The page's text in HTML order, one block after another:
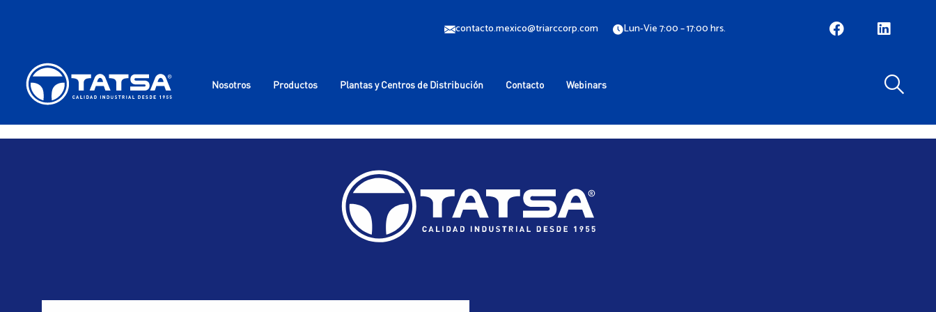
contacto.mexico@triarccorp.com Lun-Vie 7:00 – 17:00 hrs.
Nosotros Productos Plantas y Centros de Distribución Contacto Webinars